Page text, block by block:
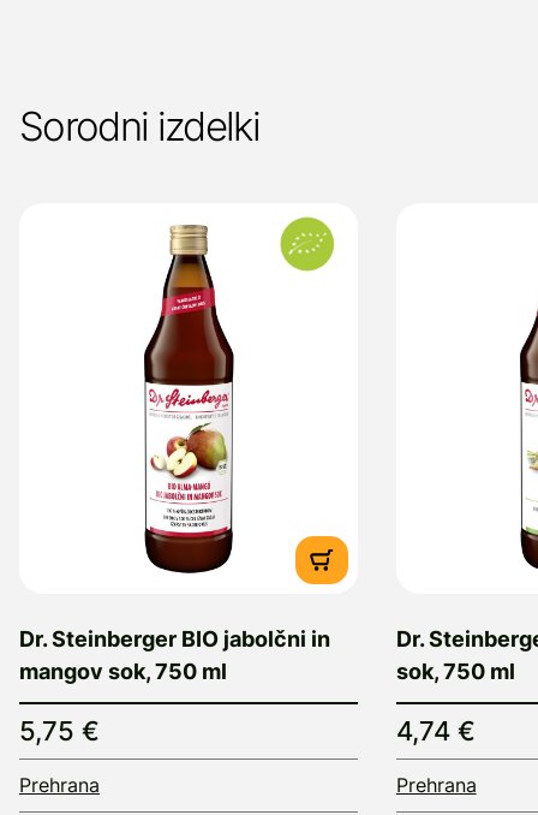
Sorodni izdelki
Dr. Steinberger BIO jabolčni in
mangov sok, 750 ml
5,75 €
Prehrana
Dr.
sok, 750 ml
4,74 €
Prehrana